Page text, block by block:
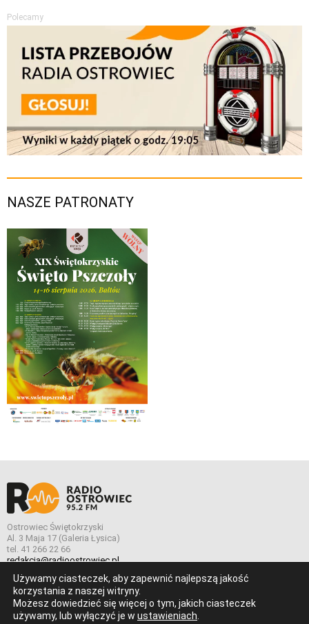
Polecamy
NASZE PATRONATY
Ostrowiec Świętokrzyski
Al. 3 Maja 17 (Galeria Łysica)
tel. 41 266 22 66
redakcja@radioostrowiec.pl
© Wszelkie prawa zastrzeżone. Radio Ostrowiec 2026 Radio
Używamy ciasteczek, aby zapewnić najlepszą jakość
korzystania z naszej witryny.
Możesz dowiedzieć się więcej o tym, jakich ciasteczek
używamy, lub wyłączyć je w ustawieniach